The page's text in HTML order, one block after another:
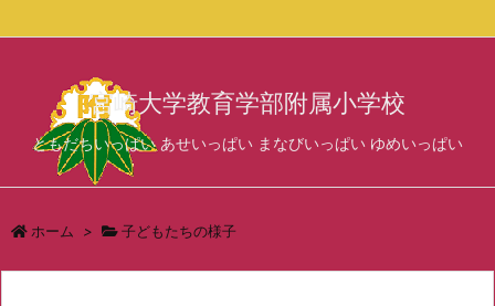
宮崎大学教育学部附属小学校
ともだちいっぱい あせいっぱい まなびいっぱい ゆめいっぱい
ホーム > 子どもたちの様子